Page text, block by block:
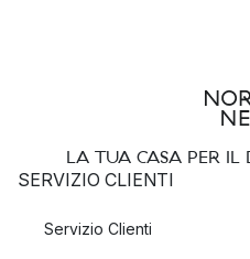
LA TUA CASA PER IL
SERVIZIO CLIENTI
Servizio Clienti